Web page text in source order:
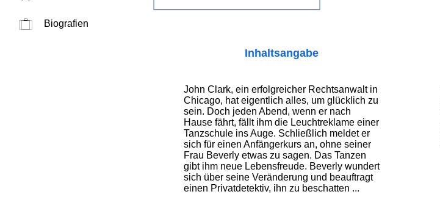
Biografien
Inhaltsangabe
John Clark, ein erfolgreicher Rechtsanwalt in
Chicago, hat eigentlich alles, um glücklich zu
sein. Doch jeden Abend, wenn er nach
Hause fährt, fällt ihm die Leuchtreklame einer
Tanzschule ins Auge. Schließlich meldet er
sich für einen Anfängerkurs an, ohne seiner
Frau Beverly etwas zu sagen. Das Tanzen
gibt ihm neue Lebensfreude. Beverly wundert
sich über seine Veränderung und beauftragt
einen Privatdetektiv, ihn zu beschatten ...